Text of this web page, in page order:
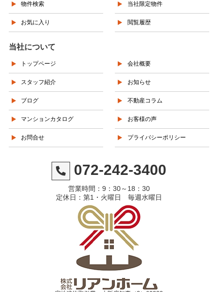
物件検索 当社限定物件
お気に入り 閲覧履歴
当社について
トップページ 会社概要
スタッフ紹介 お知らせ
ブログ 不動産コラム
マンションカタログ お客様の声
お問合せ プライバシーポリシー
072-242-3400
営業時間：9：30～18：30
定休日：第1・火曜日 毎週水曜日